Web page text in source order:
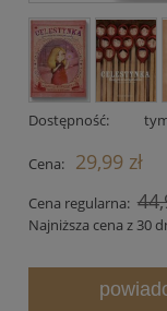
Dostępność:
Cena: 29,99 zł
Cena regularna:
Najniższa cena z 30